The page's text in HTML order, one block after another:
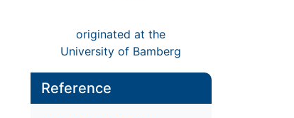
originated at the
University of Bamberg
Reference